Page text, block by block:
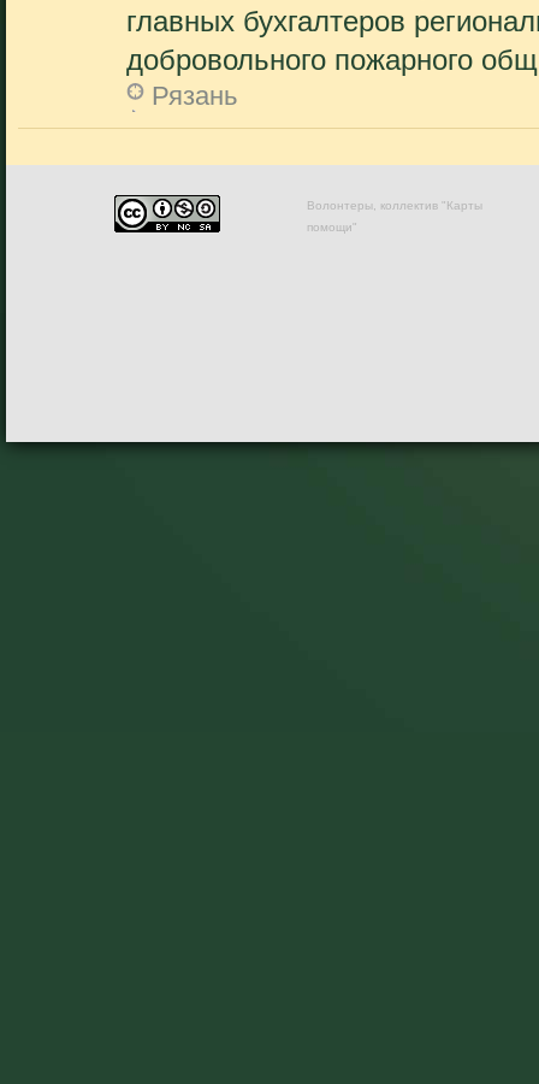
главных бухгалтеров
добровольного пожарного
Рязань
Волонтеры, коллектив "Карты
помощи"